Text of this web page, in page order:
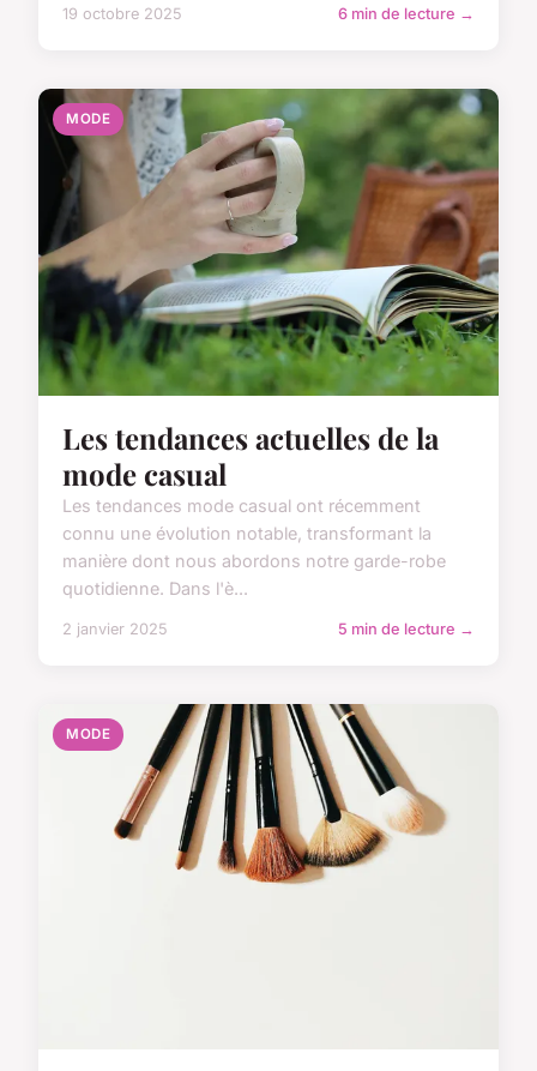
19 octobre 2025 6 min de lecture →
MODE
Les tendances actuelles de la
mode casual
Les tendances mode casual ont récemment
connu une évolution notable, transformant la
manière dont nous abordons notre garde-robe
quotidienne. Dans l'è...
2 janvier 2025 5 min de lecture →
MODE